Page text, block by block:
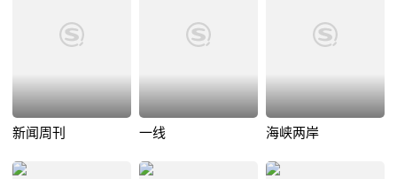
新闻周刊 一线 海峡两岸